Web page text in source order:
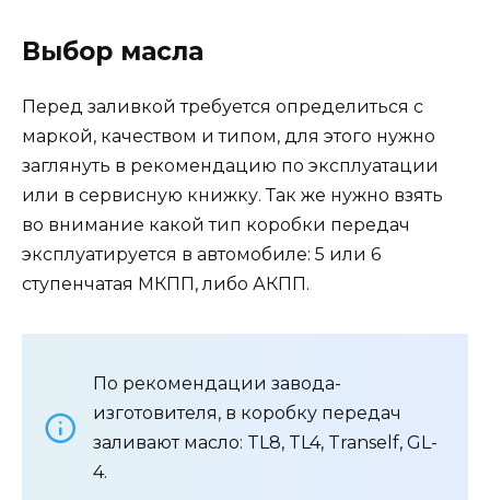
Выбор масла
Перед заливкой требуется определиться с
маркой, качеством и типом, для этого нужно
заглянуть в рекомендацию по эксплуатации
или в сервисную книжку. Так же нужно взять
во внимание какой тип коробки передач
эксплуатируется в автомобиле: 5 или 6
ступенчатая МКПП, либо АКПП.
По рекомендации завода-
изготовителя, в коробку передач
заливают масло: TL8, TL4, Tranself, GL-
4.